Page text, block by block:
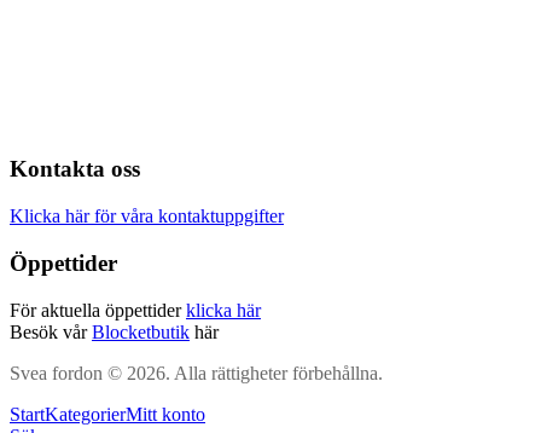
Kontakta oss
Klicka här för våra kontaktuppgifter
Öppettider
För aktuella öppettiderklicka här
Besök vårBlocketbutik här
Svea fordon © 2026. Alla rättigheter förbehållna.
StartKategorierMitt konto